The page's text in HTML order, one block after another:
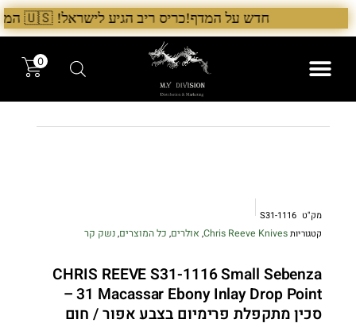
דילוג
לתוכן
חדש על המדף!כריס ריב הגיע לישראל! 🇺🇸 המלאי הראשון בארץ – עכשיו אצל היבואן הבלעדי לרגל ההשקה, 5% הנחה על כל מוצרי Chris Reeve לזמן מוגבל. בנוסף, הגיע גם מלאי חדש של Benchmade ו־Microtech. לרכישה עכשיו›. >
0
מק"ט S31-1116
קטגוריותChris Reeve Knives
, אולרים, כל המוצרים,נשק קר
CHRIS REEVE S31-1116 Small Sebenza
31 Macassar Ebony Inlay Drop Point –
סכין מתקפלת פרימיום בצבע אפור / חום